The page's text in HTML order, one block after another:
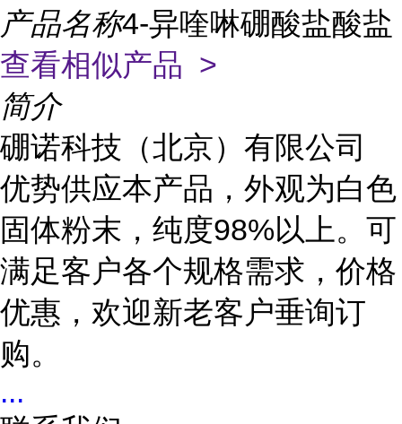
产品名称4-异喹啉硼酸盐酸盐
查看相似产品 >
简介
硼诺科技（北京）有限公司
优势供应本产品，外观为白色
固体粉末，纯度98%以上。可
满足客户各个规格需求，价格
优惠，欢迎新老客户垂询订
购。
...